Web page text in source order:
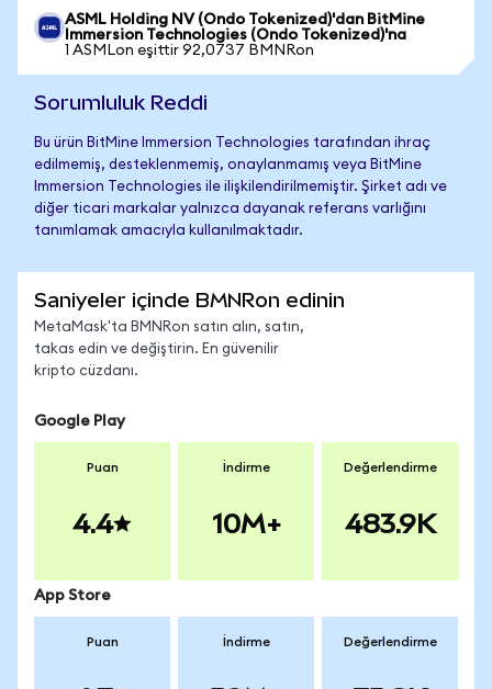
ASML Holding NV (Ondo Tokenized)'dan BitMine
Immersion Technologies (Ondo Tokenized)'na
1 ASMLon eşittir 92,0737 BMNRon
Sorumluluk Reddi
Bu ürün BitMine Immersion Technologies tarafından ihraç
edilmemiş, desteklenmemiş, onaylanmamış veya BitMine
Immersion Technologies ile ilişkilendirilmemiştir. Şirket adı ve
diğer ticari markalar yalnızca dayanak referans varlığını
tanımlamak amacıyla kullanılmaktadır.
Saniyeler içinde BMNRon edinin
MetaMask'ta BMNRon satın alın, satın,
takas edin ve değiştirin. En güvenilir
kripto cüzdanı.
Google Play
Puan
4.4
İndirme
10M+
Değerlendirme
483.9K
App Store
Puan İndirme Değerlendirme